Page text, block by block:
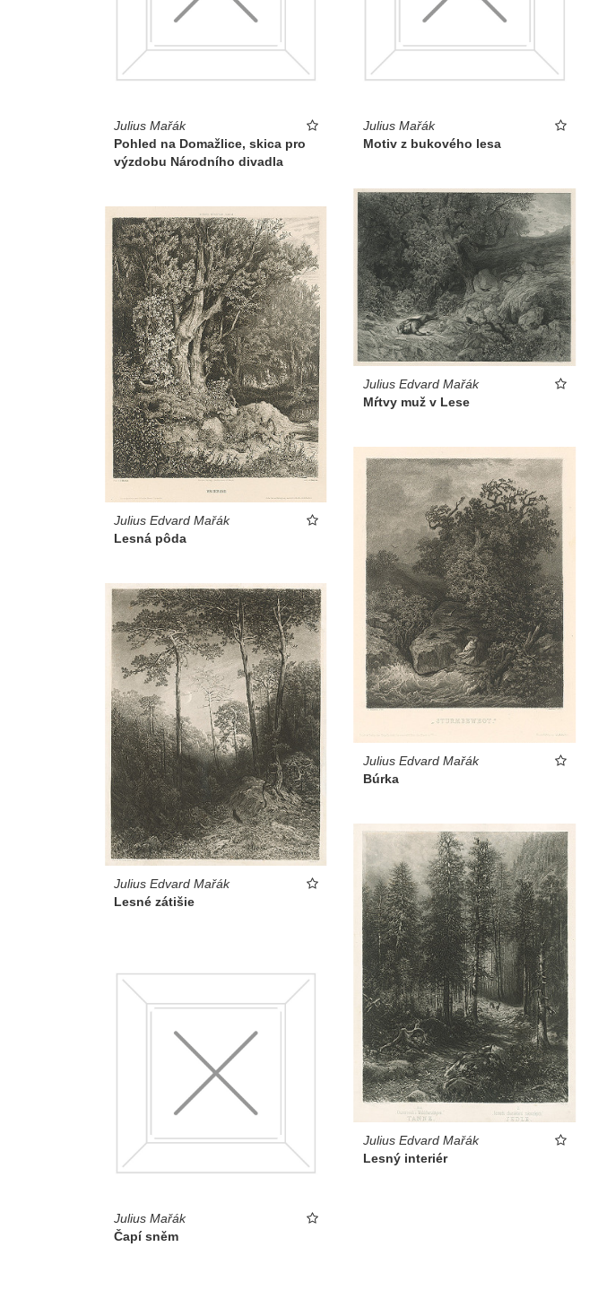
Julius Mařák
Pohled na Domažlice, skica pro
výzdobu Národního divadla
Julius Mařák
Motiv z bukového lesa
Julius Edvard Mařák
Mŕtvy muž v Lese
Julius Edvard Mařák
Lesná pôda
Julius Edvard Mařák
Búrka
Julius Edvard Mařák
Lesné zátišie
Julius Edvard Mařák
Lesný interiér
Julius Mařák
Čapí sněm